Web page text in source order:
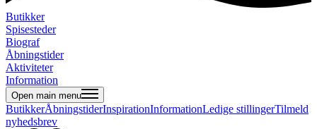
Butikker
Spisesteder
Biograf
Åbningstider
Aktiviteter
Information
Open main menu
ButikkerÅbningstiderInspirationInformationLedige stillingerTilmeld
nyhedsbrev